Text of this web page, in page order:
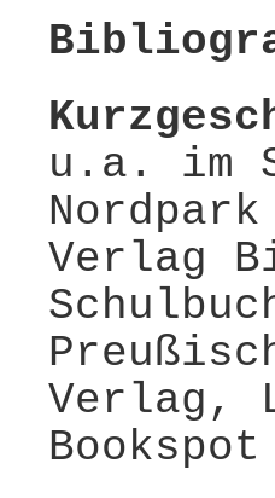
u.a. im
Verlag
Verlag,